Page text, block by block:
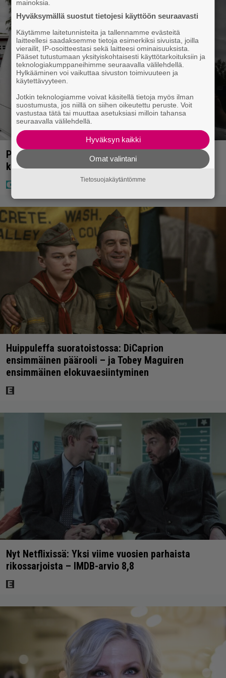
Poliisilla tehovalvonta – tästä kysymys ja näin
kauan kestää
Huippuleffa suoratoistossa: DiCaprion
ensimmäinen päärooli – ja Tobey Maguiren
ensimmäinen elokuvaesiintyminen
Nyt Netflixissä: Yksi viime vuosien parhaista
rikossarjoista – IMDB-arvio 8,8
mainoksia.
Hyväksymällä suostut tietojesi käyttöön seuraavasti
Käytämme laitetunnisteita ja tallennamme evästeitä
laitteellesi saadaksemme tietoja esimerkiksi sivuista, joilla
vierailit, IP-osoitteestasi sekä laitteesi ominaisuuksista.
Pääset tutustumaan yksityiskohtaisesti käyttötarkoituksiin ja
teknologiakumppaneihimme seuraavalla välilehdellä.
Hylkääminen voi vaikuttaa sivuston toimivuuteen ja
käytettävyyteen.
Jotkin teknologiamme voivat käsitellä tietoja myös ilman
suostumusta, jos niillä on siihen oikeutettu peruste. Voit
vastustaa tätä tai muuttaa asetuksiasi milloin tahansa
seuraavalla välilehdellä.
Hyväksyn kaikki
Omat valintani
Tietosuojakäytäntömme